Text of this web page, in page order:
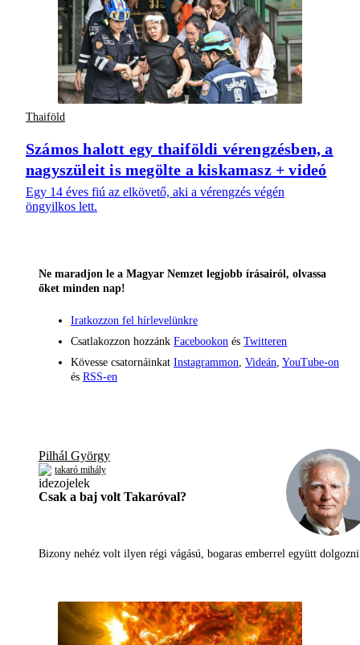
Thaiföld
Számos halott egy thaiföldi vérengzésben, a
nagyszüleit is megölte a kiskamasz + videó
Egy 14 éves fiú az elkövető, aki a vérengzés végén
öngyilkos lett.
Ne maradjon le a Magyar Nemzet legjobb írásairól, olvassa
őket minden nap!
Iratkozzon fel hírlevelünkre
Csatlakozzon hozzánk Facebookon és Twitteren
Kövesse csatornáinkat Instagrammon Videán YouTube-on
és RSS-en
Pilhál György
takaró mihály
Csak a baj volt Takaróval?
Bizony nehéz volt ilyen régi vágású, bogaras emberrel együtt